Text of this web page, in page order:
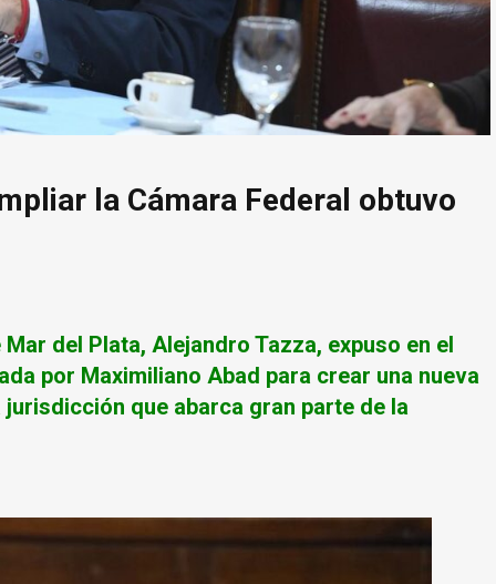
la Cámara Federal obtuvo
del Plata, Alejandro Tazza, expuso en el
por Maximiliano Abad para crear una nueva
que abarca gran parte de la